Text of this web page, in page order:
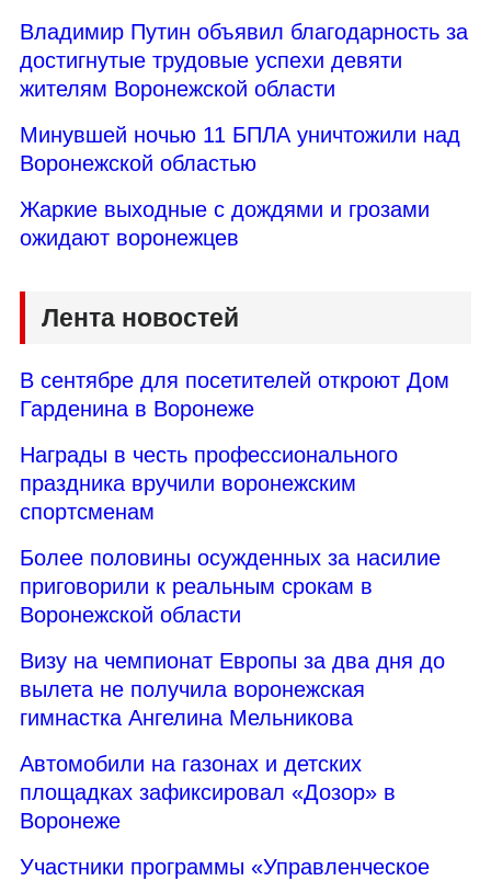
Владимир Путин объявил благодарность за
достигнутые трудовые успехи девяти
жителям Воронежской области
Минувшей ночью 11 БПЛА уничтожили над
Воронежской областью
Жаркие выходные с дождями и грозами
ожидают воронежцев
Лента новостей
В сентябре для посетителей откроют Дом
Гарденина в Воронеже
Награды в честь профессионального
праздника вручили воронежским
спортсменам
Более половины осужденных за насилие
приговорили к реальным срокам в
Воронежской области
Визу на чемпионат Европы за два дня до
вылета не получила воронежская
гимнастка Ангелина Мельникова
Автомобили на газонах и детских
площадках зафиксировал «Дозор» в
Воронеже
Участники программы «Управленческое